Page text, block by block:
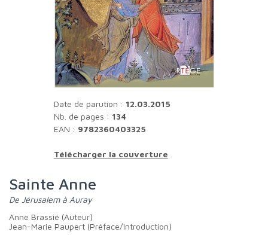
Date de parution : 12.03.2015
Nb. de pages : 134
EAN : 9782360403325
Télécharger la couverture
Sainte Anne
De Jérusalem à Auray
Anne Brassié (Auteur)
Jean-Marie Paupert (Préface/Introduction)